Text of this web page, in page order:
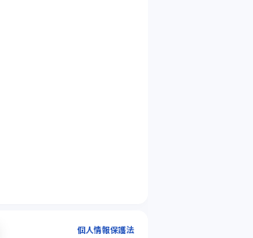
個人情報保護法